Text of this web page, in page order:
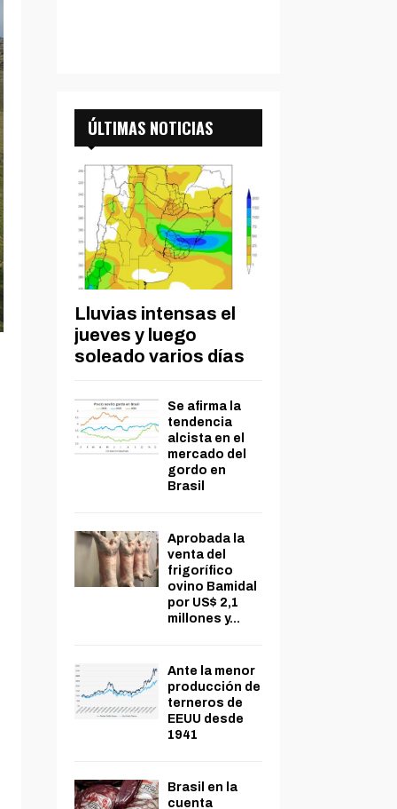
ÚLTIMAS NOTICIAS
Lluvias intensas el
jueves y luego
soleado varios días
Se afirma la
tendencia
alcista en el
mercado del
gordo en
Brasil
Aprobada la
venta del
frigorífico
ovino Bamidal
por US$ 2,1
millones y...
Ante la menor
producción de
terneros de
EEUU desde
1941
Brasil en la
cuenta